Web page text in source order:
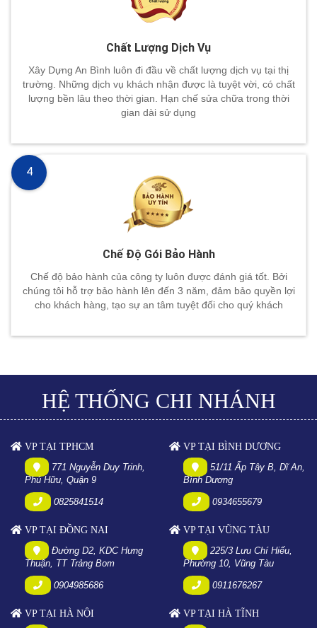
Chất Lượng Dịch Vụ
Xây Dựng An Bình luôn đi đầu về chất lượng dịch vụ tại thị
trường. Những dịch vụ khách nhận được là tuyệt vời, có chất
lượng bền lâu theo thời gian. Hạn chế sửa chữa trong thời
gian dài sử dụng
Chế Độ Gói Bảo Hành
Chế độ bảo hành của công ty luôn được đánh giá tốt. Bởi
chúng tôi hỗ trợ bảo hành lên đến 3 năm, đảm bảo quyền lợi
cho khách hàng, tạo sự an tâm tuyệt đối cho quý khách
4
HỆ THỐNG CHI NHÁNH
VP TẠI TPHCM
771 Nguyễn Duy Trinh,
Phú Hữu, Quận 9
0825841514
VP TẠI BÌNH DƯƠNG
51/11 Ấp Tây B, Dĩ An,
Bình Dương
0934655679
VP TẠI ĐỒNG NAI
Đường D2, KDC Hưng
Thuận, TT Trảng Bom
0904985686
VP TẠI VŨNG TÀU
225/3 Lưu Chí Hiếu,
Phường 10, Vũng Tàu
0911676267
VP TẠI HÀ NỘI
VP TẠI HÀ TĨNH